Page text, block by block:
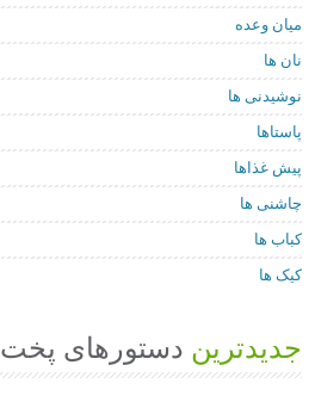
میان وعده
نان ها
نوشیدنی ها
پاستاها
پیش غذاها
چاشنی ها
کباب ها
کیک ها
جدیدترین دستورهای پخت